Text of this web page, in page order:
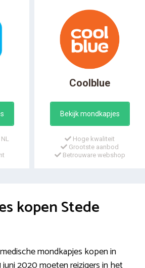
Coolblue
Bekijk mondkapjes
Hoge kwaliteit
Grootste aanbod
Betrouware webshop
kopen Stede
mondkapjes kopen in